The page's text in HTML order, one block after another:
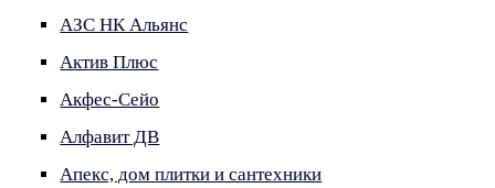
АЗС НК Альянс
Актив Плюс
Акфес-Сейо
Алфавит ДВ
Апекс, дом плитки и сантехники